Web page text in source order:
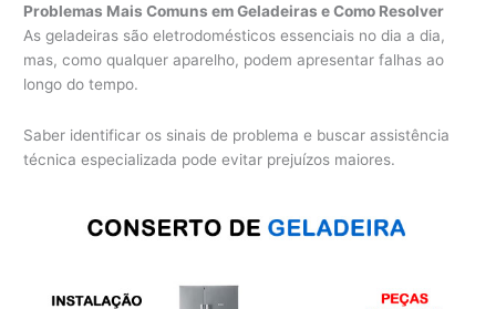
Problemas Mais Comuns em Geladeiras e Como Resolver
As geladeiras são eletrodomésticos essenciais no dia a dia,
mas, como qualquer aparelho, podem apresentar falhas ao
longo do tempo.
Saber identificar os sinais de problema e buscar assistência
técnica especializada pode evitar prejuízos maiores.